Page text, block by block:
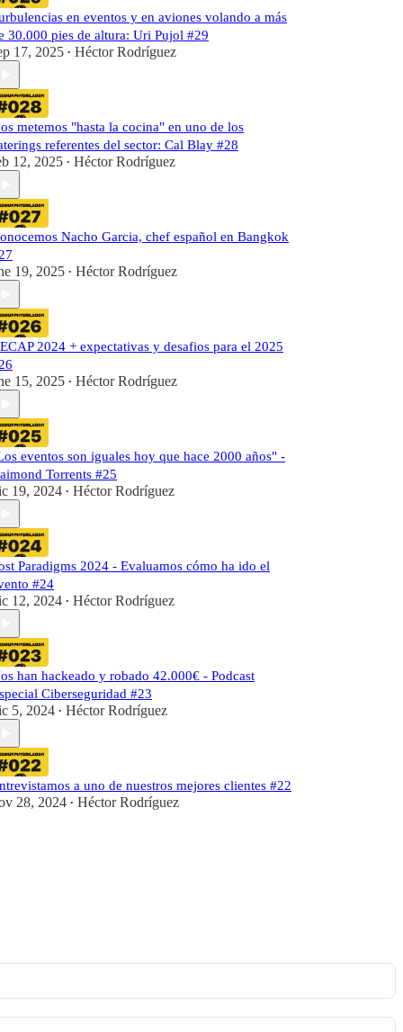
en eventos y en aviones volando a más
30.000 pies de altura: Uri Pujol #29
17, 2025 • Héctor Rodríguez
metemos "hasta la cocina" en uno de los
referentes del sector: Cal Blay #28
12, 2025 • Héctor Rodríguez
Nacho Garcia, chef español en Bangkok
19, 2025 • Héctor Rodríguez
2024 + expectativas y desafios para el 2025
15, 2025 • Héctor Rodríguez
eventos son iguales hoy que hace 2000 años" -
Torrents #25
19, 2024 • Héctor Rodríguez
Paradigms 2024 - Evaluamos cómo ha ido el
#24
12, 2024 • Héctor Rodríguez
han hackeado y robado 42.000€ - Podcast
Ciberseguridad #23
5, 2024 • Héctor Rodríguez
a uno de nuestros mejores clientes #22
28, 2024 • Héctor Rodríguez